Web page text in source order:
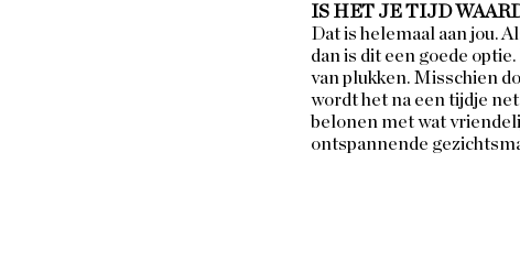
IS HET JE TIJD
Dat is helemaal aan jou.
dan is dit een goede
van plukken. Misschien
wordt het na een tijdje
belonen met wat
ontspannende